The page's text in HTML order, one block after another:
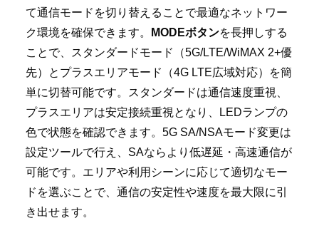
て通信モードを切り替えることで最適なネットワー
ク環境を確保できます。
MODEボタンを長押しする
ことで、スタンダードモード（5G/LTE/WiMAX 2+優
先）とプラスエリアモード（4G LTE広域対応）を簡
単に切替可能です。スタンダードは通信速度重視、
プラスエリアは安定接続重視となり、LEDランプの
色で状態を確認できます。5G SA/NSAモード変更は
設定ツールで行え、SAならより低遅延・高速通信が
可能です。エリアや利用シーンに応じて適切なモー
ドを選ぶことで、通信の安定性や速度を最大限に引
き出せます。